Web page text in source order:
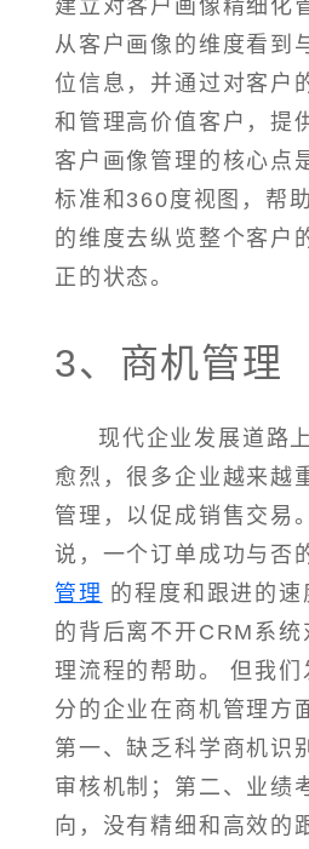
建立对客户画像精细化
从客户画像的维度看到
位信息，并通过对客户
和管理高价值客户，提
客户画像管理的核心点
标准和360度视图，帮
的维度去纵览整个客户
正的状态。
3、商机管理
现代企业发展道路
愈烈，很多企业越来越
管理，以促成销售交易
说，一个订单成功与否
管理 的程度和跟进的
的背后离不开CRM系统
理流程的帮助。 但我们
分的企业在商机管理方
第一、缺乏科学商机识
审核机制；第二、业绩
向，没有精细和高效的